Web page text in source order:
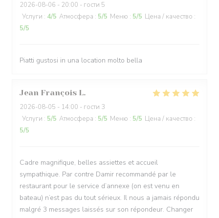
2026-08-06 - 20:00 - гости 5
Услуги : 4/5 Атмосфера : 5/5 Меню : 5/5 Цена / качество :
5/5
Piatti gustosi in una location molto bella
Jean François L
2026-08-05 - 14:00 - гости 3
Услуги : 5/5 Атмосфера : 5/5 Меню : 5/5 Цена / качество :
5/5
Cadre magnifique, belles assiettes et accueil
sympathique. Par contre Damir recommandé par le
restaurant pour le service d’annexe (on est venu en
bateau) n’est pas du tout sérieux. Il nous a jamais répondu
malgré 3 messages laissés sur son répondeur. Changer